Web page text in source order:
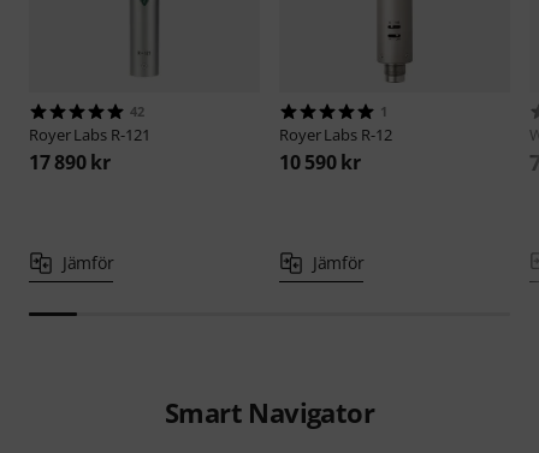
42
Royer Labs R-121
17 890 kr
Jämför
1
Royer Labs R-12
10 590 kr
Jämför
Smart Navigator